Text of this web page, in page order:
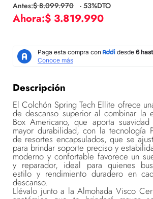
$ 8.099.970 - 53%DTO
$ 3.819.990
Descripción
El Colchón Spring Tech Ellite ofrece
de descanso superior al combinar la
Box Americano, que aporta
mayor durabilidad, con la tecnología
de resortes encapsulados, que se
para brindar soporte preciso y
moderno y confortable favorece un
y reparador, ideal para quienes
estilo y rendimiento duradero en
descanso.
Llévalo junto a la Almohada Visco